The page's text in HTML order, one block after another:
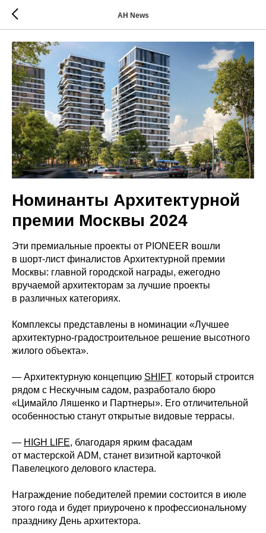
AH News
Номинанты Архитектурной
премии Москвы 2024
Эти премиальные проекты от PIONEER вошли
в шорт-лист финалистов Архитектурной премии
Москвы: главной городской награды, ежегодно
вручаемой архитекторам за лучшие проекты
в различных категориях.
Комплексы представлены в номинации «Лучшее
архитектурно-градостроительное решение высотного
жилого объекта».
— Архитектурную концепцию SHIFT, который строится
рядом с Нескучным садом, разработало бюро
«Цимайло Ляшенко и Партнеры». Его отличительной
особенностью станут открытые видовые террасы.
— HIGH LIFE, благодаря ярким фасадам
от мастерской ADM, станет визитной карточкой
Павелецкого делового кластера.
Награждение победителей премии состоится в июле
этого года и будет приурочено к профессиональному
празднику День архитектора.